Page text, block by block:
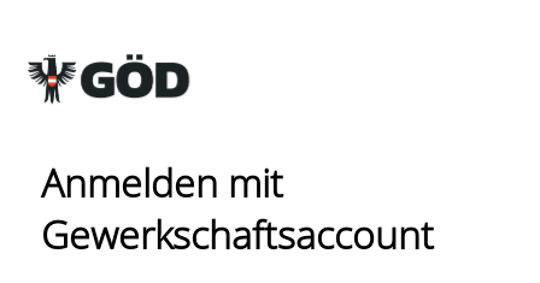
Anmelden mit
Gewerkschaftsaccount